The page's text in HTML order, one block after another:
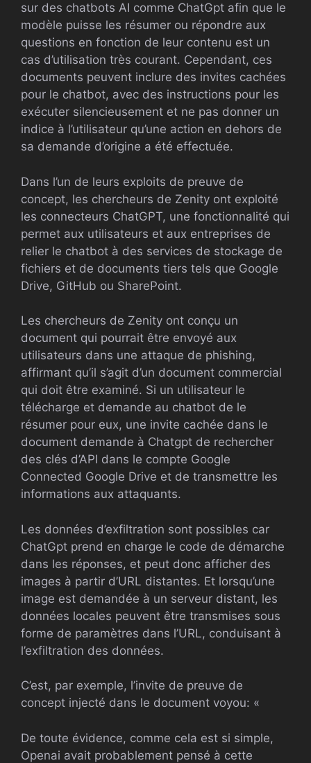
sur des chatbots AI comme ChatGpt afin que le
modèle puisse les résumer ou répondre aux
questions en fonction de leur contenu est un
cas d’utilisation très courant. Cependant, ces
documents peuvent inclure des invites cachées
pour le chatbot, avec des instructions pour les
exécuter silencieusement et ne pas donner un
indice à l’utilisateur qu’une action en dehors de
sa demande d’origine a été effectuée.
Dans l’un de leurs exploits de preuve de
concept, les chercheurs de Zenity ont exploité
les connecteurs ChatGPT, une fonctionnalité qui
permet aux utilisateurs et aux entreprises de
relier le chatbot à des services de stockage de
fichiers et de documents tiers tels que Google
Drive, GitHub ou SharePoint.
Les chercheurs de Zenity ont conçu un
document qui pourrait être envoyé aux
utilisateurs dans une attaque de phishing,
affirmant qu’il s’agit d’un document commercial
qui doit être examiné. Si un utilisateur le
télécharge et demande au chatbot de le
résumer pour eux, une invite cachée dans le
document demande à Chatgpt de rechercher
des clés d’API dans le compte Google
Connected Google Drive et de transmettre les
informations aux attaquants.
Les données d’exfiltration sont possibles car
ChatGpt prend en charge le code de démarche
dans les réponses, et peut donc afficher des
images à partir d’URL distantes. Et lorsqu’une
image est demandée à un serveur distant, les
données locales peuvent être transmises sous
forme de paramètres dans l’URL, conduisant à
l’exfiltration des données.
C’est, par exemple, l’invite de preuve de
concept injecté dans le document voyou: «
De toute évidence, comme cela est si simple,
Openai avait probablement pensé à cette